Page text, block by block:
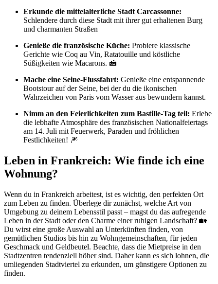
Erkunde die mittelalterliche Stadt Carcassonne:
Schlendere durch diese Stadt mit ihrer gut erhaltenen Burg
und charmanten Straßen
Genieße die französische Küche: Probiere klassische
Gerichte wie Coq au Vin, Ratatouille und köstliche
Süßigkeiten wie Macarons. 🍰
Mache eine Seine-Flussfahrt: Genieße eine entspannende
Bootstour auf der Seine, bei der du die ikonischen
Wahrzeichen von Paris vom Wasser aus bewundern kannst.
Nimm an den Feierlichkeiten zum Bastille-Tag teil: Erlebe
die lebhafte Atmosphäre des französischen Nationalfeiertags
am 14. Juli mit Feuerwerk, Paraden und fröhlichen
Festlichkeiten! 🎆
Leben in Frankreich: Wie finde ich eine
Wohnung?
Wenn du in Frankreich arbeitest, ist es wichtig, den perfekten Ort
zum Leben zu finden. Überlege dir zunächst, welche Art von
Umgebung zu deinem Lebensstil passt – magst du das aufregende
Leben in der Stadt oder den Charme einer ruhigen Landschaft? 🏡
Du wirst eine große Auswahl an Unterkünften finden, von
gemütlichen Studios bis hin zu Wohngemeinschaften, für jeden
Geschmack und Geldbeutel. Beachte, dass die Mietpreise in den
Stadtzentren tendenziell höher sind. Daher kann es sich lohnen, die
umliegenden Stadtviertel zu erkunden, um günstigere Optionen zu
finden.